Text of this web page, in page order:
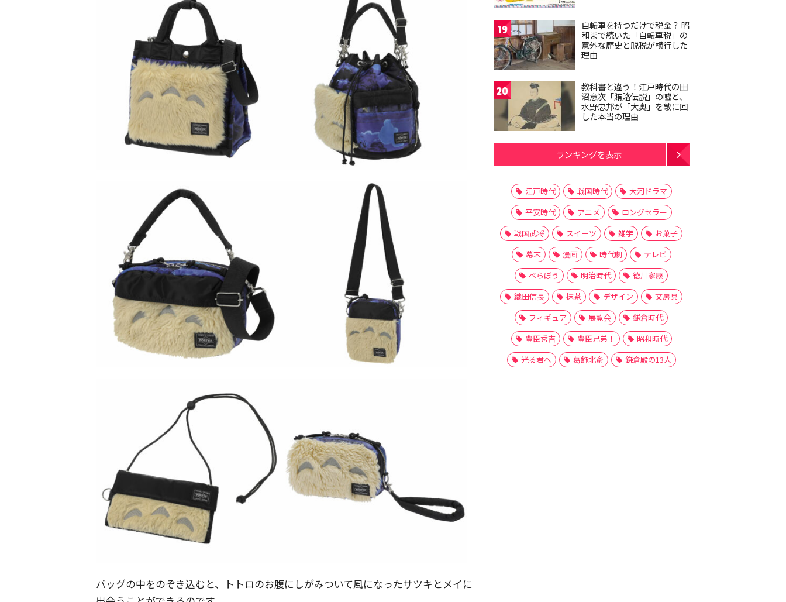
バッグの中をのぞき込むと、トトロのお腹にしがみついて風になったサツキとメイに
19
自転車を持つだけで税金？ 昭
和まで続いた「自転車税」の
意外な歴史と脱税が横行した
理由
20
教科書と違う！江戸時代の田
沼意次「賄賂伝説」の嘘と、
水野忠邦が「大奥」を敵に回
した本当の理由
ランキングを表示
江戸時代 戦国時代
大河ドラマ
平安時代
アニメ
ロングセラー
戦国武将
スイーツ 雑学
お菓子
幕末
漫画 時代劇
テレビ
べらぼう
明治時代
徳川家康
織田信長
抹茶 デザイン
文房具
フィギュア
展覧会
鎌倉時代
豊臣秀吉
豊臣兄弟！
昭和時代
光る君へ
葛飾北斎 鎌倉殿の13人